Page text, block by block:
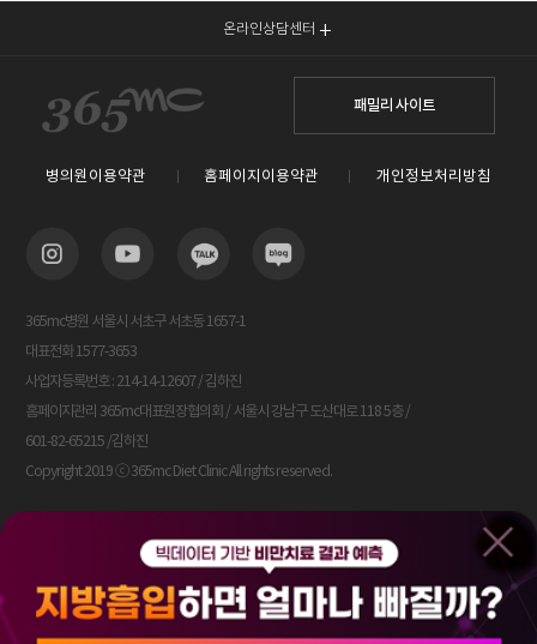
온라인상담센터
패밀리 사이트
병의원이용약관 홈페이지이용약관 개인정보처리방침
365mc병원 서울시 서초구 서초동 1657-1
대표전화 1577-3653
사업자등록번호 : 214-14-12607 / 김하진
홈페이지관리 365mc대표원장협의회 / 서울시 강남구 도산대로 118 5층 /
601-82-65215 /김하진
Copyright 2019 ⓒ 365mc Diet Clinic All rights reserved.